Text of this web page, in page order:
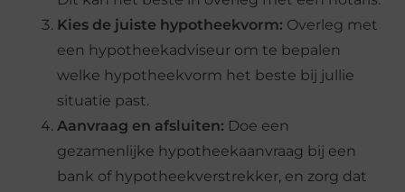
Kies de juiste hypotheekvorm: Overleg met
een hypotheekadviseur om te bepalen
welke hypotheekvorm het beste bij jullie
situatie past.
Aanvraag en afsluiten: Doe een
gezamenlijke hypotheekaanvraag bij een
bank of hypotheekverstrekker, en zorg dat